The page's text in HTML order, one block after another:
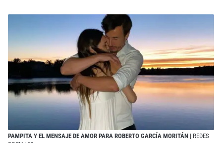
PAMPITA Y EL MENSAJE DE AMOR PARA ROBERTO GARCÍA MORITÁN | REDES